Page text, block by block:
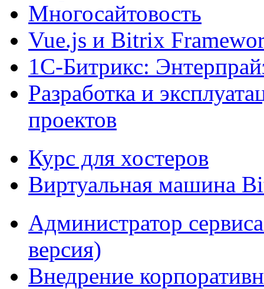
Многосайтовость
Vue.js и Bitrix
1С-Битрикс:
Разработка и
проектов
Курс для хостеров
Виртуальная машина
Администратор
версия)
Внедрение